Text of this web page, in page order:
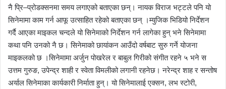
नै प्रि–प्रोडक्सनमा समय लगाएको बताएका छन्। नायक विराज भट्टले पनि यो
सिनेमामा काम गर्न आफू उत्साहित रहेको बताएका छन् ।म्युजिक भिडियो निर्देशन
गर्दै आएका माइकल चन्दले यो सिनेमाको निर्देशन गर्न लागेका हुन् भने सिनेमामा
कथा पनि उनको नै छ। सिनेमाको छायांकन आउँदो वर्षबाट सुरु गर्ने योजना
माइकलको छ ।सिनेमामा अर्जुन पोखरेल र बाबुल गिरीको संगीत रहने ५ भने स
उत्तम गुरुङ, उपेन्द्र शाही र स्वेता विमलीको लगानी रहनेछ। नरेन्द्र शाह र सन्तोष
अर्याल सिनेमाका कार्यकारी निर्माता हुन्। यो सिनेमालाई एक्सन, लभ स्टोरी,